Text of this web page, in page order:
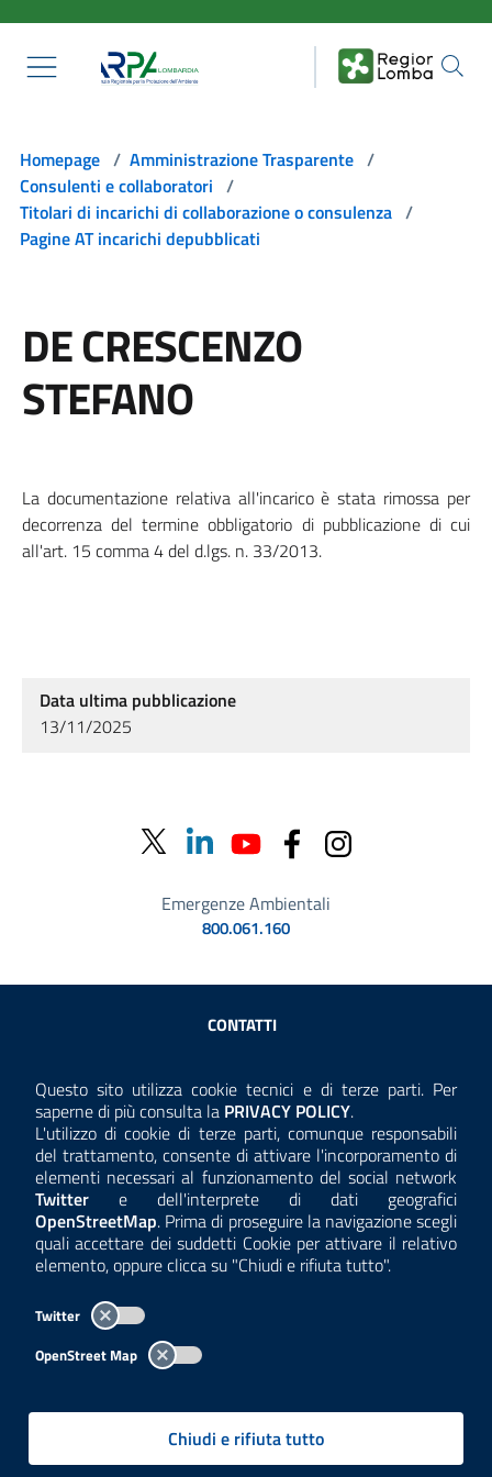
Questo sito utilizza cookie tecnici e di terze parti. Per
saperne di più consulta la Consulta la
PRIVACY POLICY.
L'utilizzo di cookie di terze parti, comunque responsabili
del trattamento, consente di attivare l'incorporamento di
elementi necessari al funzionamento del social network
Twitter e dell'interprete di dati geografici
OpenStreetMap. Prima di proseguire la navigazione scegli
quali accettare dei suddetti Cookie per attivare il relativo
elemento, oppure clicca su "Chiudi e rifiuta tutto".
Twitter
OpenStreet Map
Chiudi e rifiuta tutto
Homepage / Amministrazione Trasparente /
Consulenti e collaboratori /
Titolari di incarichi di collaborazione o consulenza /
Pagine AT incarichi depubblicati
DE CRESCENZO
STEFANO
La documentazione relativa all'incarico è stata rimossa per
decorrenza del termine obbligatorio di pubblicazione di cui
all'art. 15 comma 4 del d.lgs. n. 33/2013.
Data ultima pubblicazione
13/11/2025
Emergenze Ambientali
800.061.160
Sezione Link Utili
CONTATTI
ANTICORRUZIONE
ACCESSIBILITÀ
COOKIE E PRIVACY
TEMI A-Z
Per l'utilizzo del logo e dei dati fare riferimento al regolamento
consultabile aquesta pagina